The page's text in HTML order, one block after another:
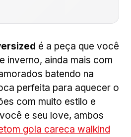
é a peça que você
inverno, ainda mais com
batendo na
perfeita para aquecer o
com muito estilo e
e seu love, ambos
gola careca walkind